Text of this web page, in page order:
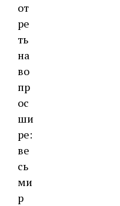
от
ре
ть
на
во
пр
ос
ши
ре:
ве
сь
ми
р